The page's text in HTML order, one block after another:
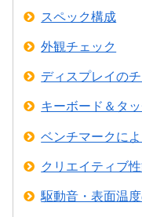
スペック構成
外観チェック
ディスプレイの
キーボード＆タ
ベンチマークに
クリエイティブ
駆動音・表面温